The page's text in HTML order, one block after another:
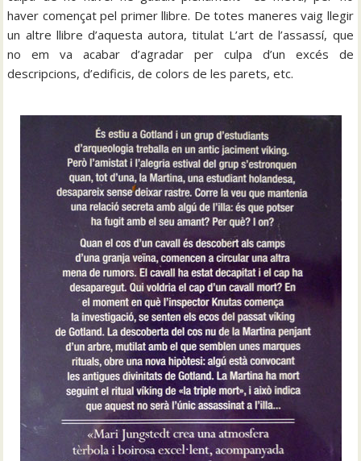
haver començat pel primer llibre. De totes maneres vaig llegir
un altre llibre d’aquesta autora, titulat L’art de l’assassí, que
no em va acabar d’agradar per culpa d’un excés de
descripcions, d’edificis, de colors de les parets, etc.